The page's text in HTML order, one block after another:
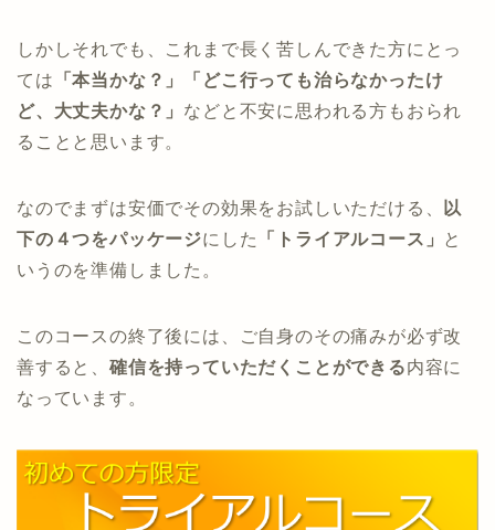
しかしそれでも、これまで長く苦しんできた方にとっ
ては 「本当かな？」「どこ行っても治らなかったけ
ど、大丈夫かな？」 などと不安に思われる方もおられ
ることと思います。
なのでまずは安価でその効果をお試しいただける、
以
下の４つをパッケージにした 「トライアルコース」 と
いうのを準備しました。
このコースの終了後には、ご自身のその痛みが必ず改
善すると、 確信を持っていただくことができる内容に
なっています。